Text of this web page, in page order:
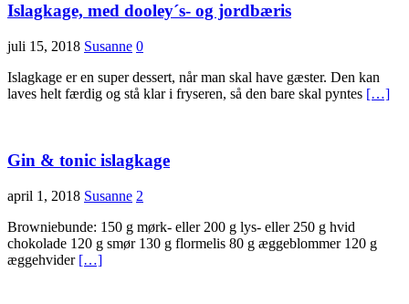
Islagkage, med dooley´s- og jordbæris
juli 15, 2018 Susanne 0
Islagkage er en super dessert, når man skal have gæster. Den kan
laves helt færdig og stå klar i fryseren, så den bare skal pyntes […]
Gin & tonic islagkage
april 1, 2018 Susanne 2
Browniebunde: 150 g mørk- eller 200 g lys- eller 250 g hvid
chokolade 120 g smør 130 g flormelis 80 g æggeblommer 120 g
æggehvider […]